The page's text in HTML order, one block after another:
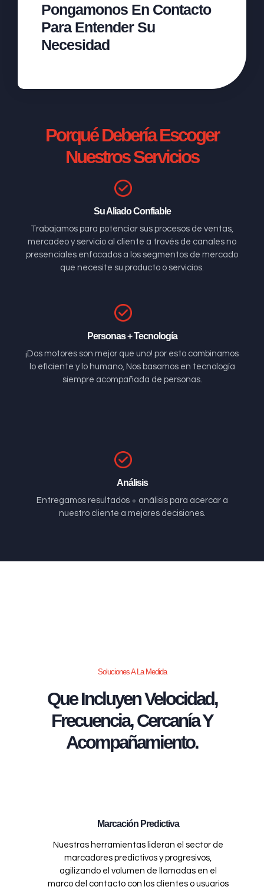
Pongamonos En Contacto
Para Entender Su
Necesidad
Porqué Debería Escoger
Nuestros Servicios
Su Aliado Confiable
Trabajamos para potenciar sus procesos de ventas,
mercadeo y servicio al cliente a través de canales no
presenciales enfocados a los segmentos de mercado
que necesite su producto o servicios.
Personas + Tecnología
¡Dos motores son mejor que uno! por esto combinamos
lo eficiente y lo humano, Nos basamos en tecnología
siempre acompañada de personas.
Análisis
Entregamos resultados + análisis para acercar a
nuestro cliente a mejores decisiones.
Soluciones A La Medida
Que Incluyen Velocidad,
Frecuencia, Cercanía Y
Acompañamiento.
Marcación Predictiva
Nuestras herramientas lideran el sector de
marcadores predictivos y progresivos,
agilizando el volumen de llamadas en el
marco del contacto con los clientes o usuarios